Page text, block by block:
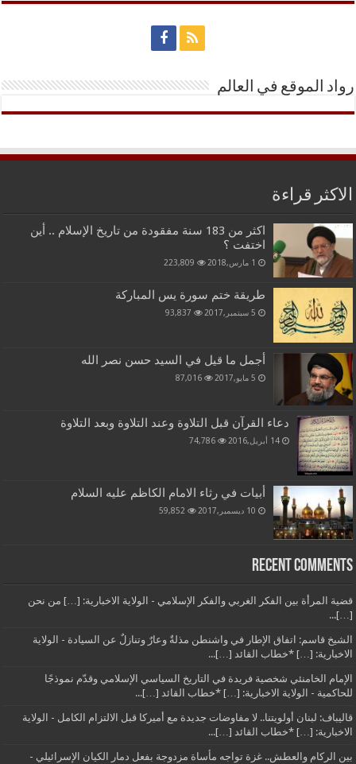
رواد الموقع في العالم
الاكثر قراءة
اكثر من 183 سنة مفقودة من تاريخ الإسلام .. أين
اختفت ؟
1 مارس,2018 223,809
طريقة ختم سورة يس المباركة
5 سبتمبر,2017 93,837
أجمل ما قيل في السيد حسن نصر الله
5 مايو,2017 87,016
دعاء القرآن قبل التلاوة وعند التلاوة وبعد التلاوة
14 أبريل,2016 74,786
أبيات في رثاء الامام الكاظم عليه السلام
10 ديسمبر,2017 59,852
Recent Comments
قضية المرأة بين الفكر الغربي والفكر الإسلامي - الولاية الاخبارية: […] من نحن
[…]...
الشيخ قاسم: اتفاق الإطار في واشنطن مذلةٌ وعارٌ وتنازلٌ عن السيادة - الولاية
الاخبارية: […] *خطاب القائد […]...
الإمام الخامنئي شخصية فريدة في التاريخ السياسي الإسلامي وقدّم نموذجًا
للحاكمية - الولاية الاخبارية: […] *خطاب القائد […]...
قاليباف: لبنان أولويتنا.. لا مفاوضات جديدة مع أميركا قبل الالتزام الكامل - الولاية
الاخبارية: […] *خطاب القائد […]...
بين الركام والعطش.. غزة تواجه مأساة مزدوجة بفعل دمار الكيان الإسرائيلي -